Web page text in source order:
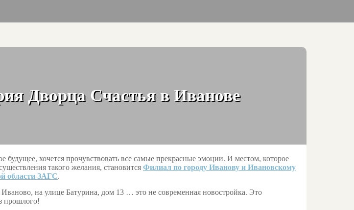
Дворца Счастья в Иванове
будущее, хочется прочувствовать все самые прекрасные эмоции. И местом, которое
такого желания, становится Филиал по городу Иванову и Ивановскому
области ЗАГС.
на улице Батурина, дом 13 … это не современная новостройка. Это
прошлого!